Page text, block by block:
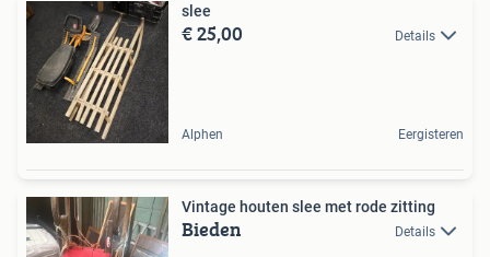
slee
€ 25,00 Details
Alphen Eergisteren
Vintage houten slee met rode zitting
Bieden Details